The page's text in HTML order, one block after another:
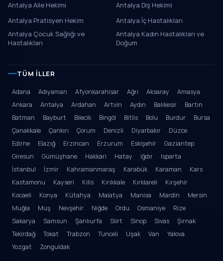
Antalya Aile Hekimi
Antalya Diş Hekimi
Antalya Pratisyen Hekim
Antalya İç Hastalıkları
Antalya Çocuk Sağlığı ve
Hastalıkları
Antalya Kadın Hastalıkları ve
Doğum
TÜM İLLER
Adana Adıyaman Afyonkarahisar Ağrı Aksaray
Amasya
Ankara
Antalya Ardahan Artvin Aydın Balıkesir
Bartın
Batman
Bayburt Bilecik Bingöl Bitlis Bolu Burdur
Bursa
Çanakkale
Çankırı Çorum Denizli Diyarbakır
Düzce
Edirne
Elazığ Erzincan Erzurum Eskişehir
Gaziantep
Giresun
Gümüşhane Hakkari Hatay Iğdır
Isparta
İstanbul
İzmir Kahramanmaraş Karabük Karaman
Kars
Kastamonu
Kayseri Kilis Kırıkkale Kırklareli
Kırşehir
Kocaeli
Konya Kütahya Malatya Manisa Mardin
Mersin
Muğla
Muş Nevşehir Niğde Ordu Osmaniye
Rize
Sakarya
Samsun Şanlıurfa Siirt Sinop Sivas
Şırnak
Tekirdağ
Tokat Trabzon Tunceli Uşak Van
Yalova
Yozgat
Zonguldak